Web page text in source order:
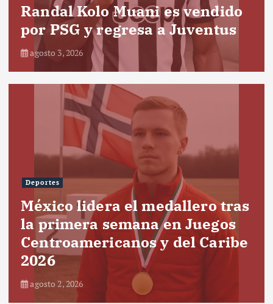
Randal Kolo Muani es vendido
por PSG y regresa a Juventus
agosto 3, 2026
Deportes
México lidera el medallero tras
la primera semana en Juegos
Centroamericanos y del Caribe
2026
agosto 2, 2026